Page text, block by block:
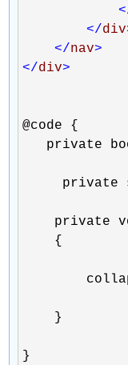
</div
</nav>
</div>
@code {
private
private
private
    {
    }
}